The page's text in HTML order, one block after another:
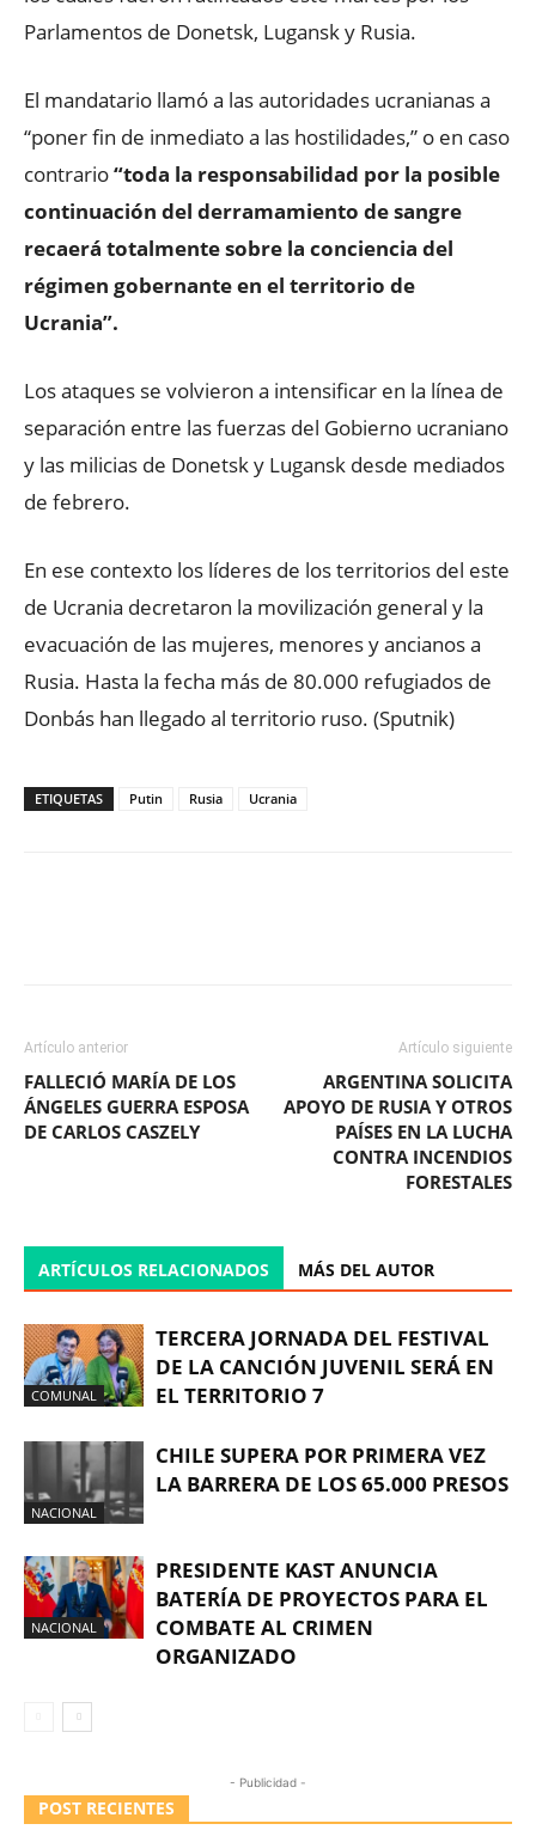
Parlamentos de Donetsk, Lugansk y Rusia.
El mandatario llamó a las autoridades ucranianas a
“poner fin de inmediato a las hostilidades,” o en caso
contrario“toda la responsabilidad por la posible
continuación del derramamiento de sangre
recaerá totalmente sobre la conciencia del
régimen gobernante en el territorio de
Ucrania”.
Los ataques se volvieron a intensificar en la línea de
separación entre las fuerzas del Gobierno ucraniano
y las milicias de Donetsk y Lugansk desde mediados
de febrero.
En ese contexto los líderes de los territorios del este
de Ucrania decretaron la movilización general y la
evacuación de las mujeres, menores y ancianos a
Rusia. Hasta la fecha más de 80.000 refugiados de
Donbás han llegado al territorio ruso. (Sputnik)
ETIQUETAS Putin Rusia Ucrania
Artículo anterior
FALLECIÓ MARÍA DE LOS
ÁNGELES GUERRA ESPOSA
DE CARLOS CASZELY
Artículo siguiente
ARGENTINA SOLICITA
APOYO DE RUSIA Y OTROS
PAÍSES EN LA LUCHA
CONTRA INCENDIOS
FORESTALES
ARTÍCULOS RELACIONADOS MÁS DEL AUTOR
COMUNAL
TERCERA JORNADA DEL FESTIVAL
DE LA CANCIÓN JUVENIL SERÁ EN
EL TERRITORIO 7
NACIONAL
CHILE SUPERA POR PRIMERA VEZ
LA BARRERA DE LOS 65.000 PRESOS
NACIONAL
PRESIDENTE KAST ANUNCIA
BATERÍA DE PROYECTOS PARA EL
COMBATE AL CRIMEN
ORGANIZADO
- Publicidad -
POST RECIENTES